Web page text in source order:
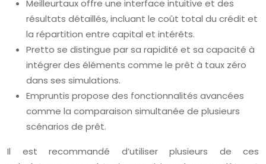
Meilleurtaux offre une interface intuitive et des
résultats détaillés, incluant le coût total du crédit et
la répartition entre capital et intérêts.
Pretto se distingue par sa rapidité et sa capacité à
intégrer des éléments comme le prêt à taux zéro
dans ses simulations.
Empruntis propose des fonctionnalités avancées
comme la comparaison simultanée de plusieurs
scénarios de prêt.
Il est recommandé d’utiliser plusieurs de ces